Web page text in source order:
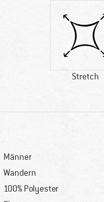
Stretch
Männer
Wandern
100% Polyester